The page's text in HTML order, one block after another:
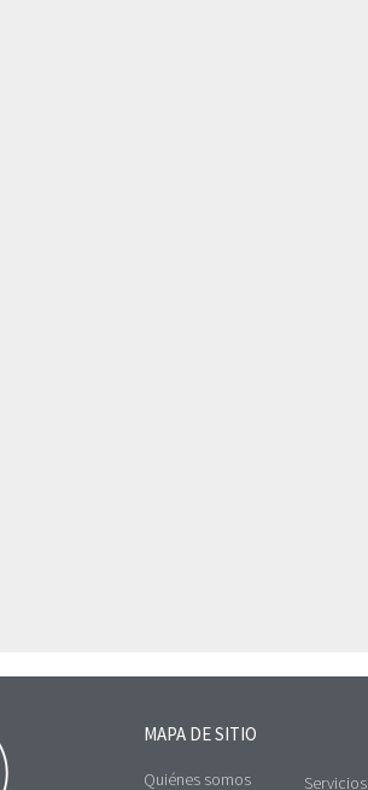
MAPA DE SITIO
Quiénes somos Servicios